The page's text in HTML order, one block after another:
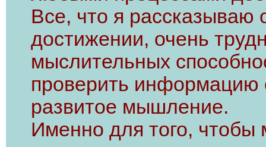
Все, что я рассказываю
достижении, очень
мыслительных
проверить информацию
развитое мышление.
Именно для того, чтобы